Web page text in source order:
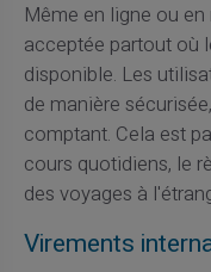
Même en ligne ou
acceptée partout où
disponible. Les
de manière
comptant. Cela est
cours quotidiens, le
des voyages à
Virements